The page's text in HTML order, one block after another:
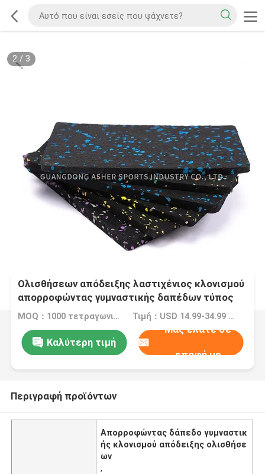
2/ 3
Ολισθήσεων απόδειξης λαστιχένιος κλονισμού
απορροφώντας γυμναστικής δαπέδων τύπος
χαλιών θορύβου μονώνοντας
MOQ：1000 τετραγωνικά μέτρα Τιμή：USD 14.99-34.99 Square Meter
Καλύτερη τιμή
Μας ελάτε σε
επαφή με
Περιγραφή προϊόντων
Απορροφώντας δάπεδο γυμναστικ
ής κλονισμού απόδειξης ολισθήσε
ων
,